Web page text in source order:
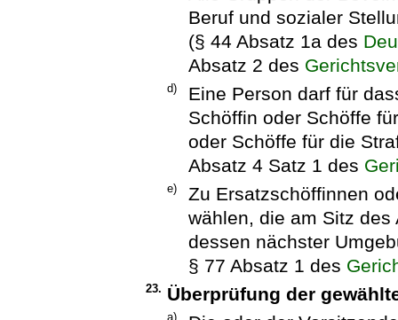
Beruf und sozialer
(§ 44 Absatz 1a des
Absatz 2 des
d)
Eine Person darf für
Schöffin oder Schöffe
oder Schöffe für die
Absatz 4 Satz 1 des
e)
Zu Ersatzschöffinnen
wählen, die am Sitz
dessen nächster
§ 77 Absatz 1 des
23. Überprüfung der
a)